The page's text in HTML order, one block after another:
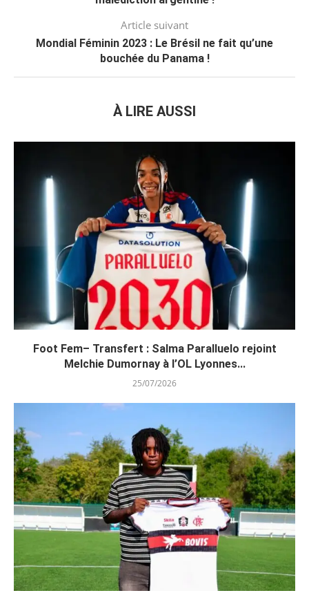
Article suivant
Mondial Féminin 2023 : Le Brésil ne fait qu’une
bouchée du Panama !
À LIRE AUSSI
Foot Fem– Transfert : Salma Paralluelo rejoint
Melchie Dumornay à l’OL Lyonnes...
25/07/2026